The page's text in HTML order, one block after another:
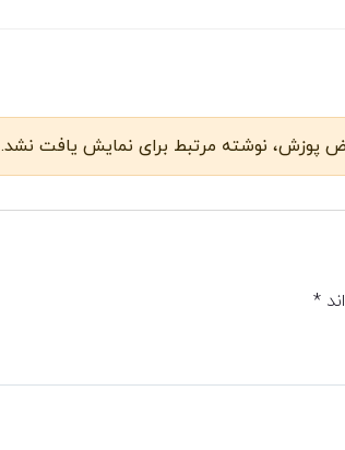
پوزش، نوشته مرتبط برای نمایش یافت نشد.
*